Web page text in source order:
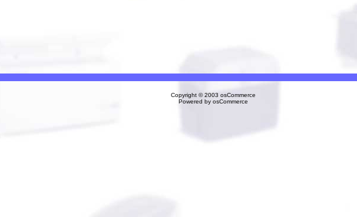
Copyright © 2003 osCommerce
Powered by osCommerce